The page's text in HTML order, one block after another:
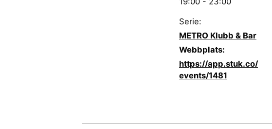
Serie:
METRO Klubb & Bar
Webbplats:
https://app.stuk.co/
events/1481